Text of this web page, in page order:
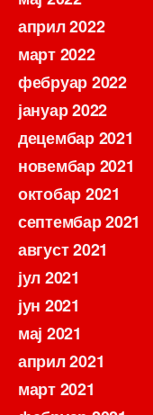
април 2022
март 2022
фебруар 2022
јануар 2022
децембар 2021
новембар 2021
октобар 2021
септембар 2021
август 2021
јул 2021
јун 2021
мај 2021
април 2021
март 2021